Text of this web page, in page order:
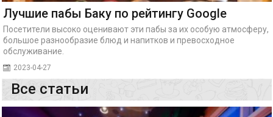
Лучшие пабы Баку по рейтингу Google
Посетители высоко оценивают эти пабы за их особую атмосферу,
большое разнообразие блюд и напитков и превосходное
обслуживание.
2023-04-27
Все статьи